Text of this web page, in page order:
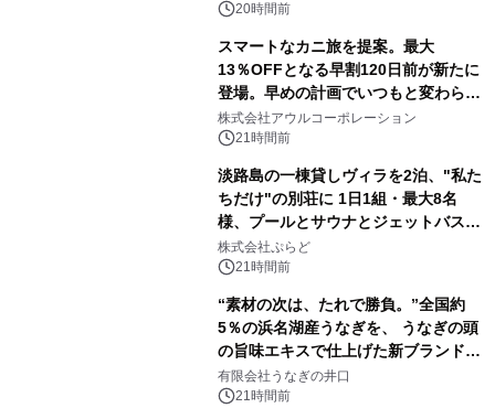
20時間前
スマートなカニ旅を提案。最大
13％OFFとなる早割120日前が新たに
登場。早めの計画でいつもと変わらぬ
大人の冬旅を。ー夕日ヶ浦温泉「佳松
苑 別邸ふうか」ー
株式会社アウルコーポレーション
21時間前
淡路島の一棟貸しヴィラを2泊、"私た
ちだけ"の別荘に 1日1組・最大8名
様、プールとサウナとジェットバス付
きで Villa Mon Temps AWAJIの連泊
素泊りプラン
株式会社ぷらど
21時間前
“素材の次は、たれで勝負。”全国約
5％の浜名湖産うなぎを、 うなぎの頭
の旨味エキスで仕上げた新ブランド
「井口の誉」誕生
有限会社うなぎの井口
21時間前